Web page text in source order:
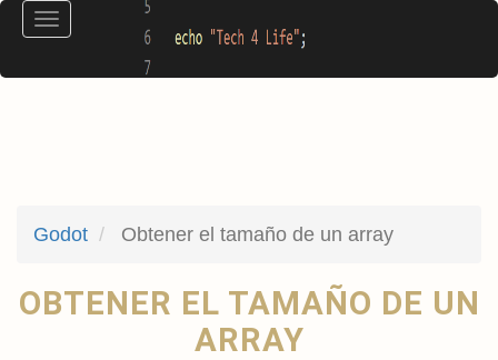
PasarToggle
Godot Obtener el tamaño de un array
OBTENER EL TAMAÑO DE UN
ARRAY